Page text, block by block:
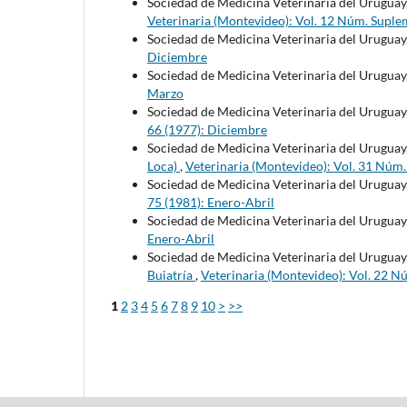
Veterinaria (Montevideo): Vol. 12 Núm.
Sociedad de Medicina Veterinaria del
Diciembre
Sociedad de Medicina Veterinaria del
Marzo
Sociedad de Medicina Veterinaria del
66 (1977): Diciembre
Sociedad de Medicina Veterinaria del
Loca),Veterinaria (Montevideo): Vol. 31
Sociedad de Medicina Veterinaria del
75 (1981): Enero-Abril
Sociedad de Medicina Veterinaria del
Enero-Abril
Sociedad de Medicina Veterinaria del
Buiatría,Veterinaria (Montevideo): Vol. 22
1 2 34 5 678 9 10 > >>